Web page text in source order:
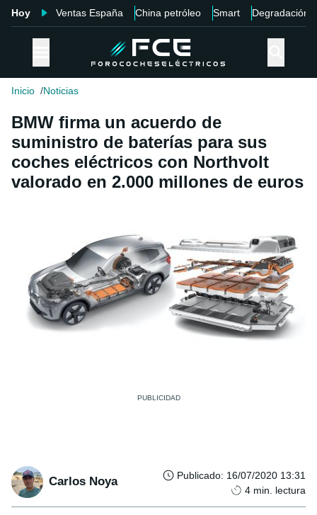
Hoy Ventas España China petróleo Smart Degradación
Inicio Noticias
BMW firma un acuerdo de
suministro de baterías para sus
coches eléctricos con Northvolt
valorado en 2.000 millones de euros
Carlos Noya Publicado: 16/07/2020 13:31
4 min. lectura